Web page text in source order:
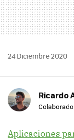
24 Diciembre 2020
Ricardo
Aplicaciones